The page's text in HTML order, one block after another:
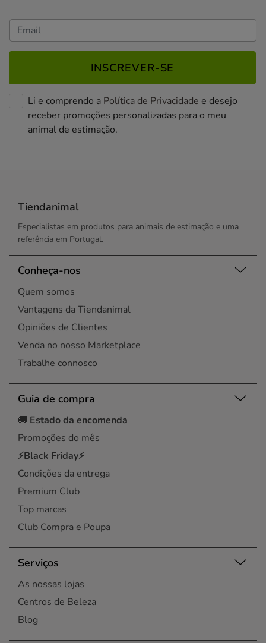
INSCREVER-SE
Li e comprendo a Política de Privacidade e desejo
receber promoções personalizadas para o meu
animal de estimação.
Tiendanimal
Especialistas em produtos para animais de estimação e uma
referência em Portugal.
Conheça-nos
Quem somos
Vantagens da Tiendanimal
Opiniões de Clientes
Venda no nosso Marketplace
Trabalhe connosco
Guia de compra
🚚 Estado da encomenda
Promoções do mês
⚡Black Friday⚡
Condições da entrega
Premium Club
Top marcas
Club Compra e Poupa
Serviços
As nossas lojas
Centros de Beleza
Blog